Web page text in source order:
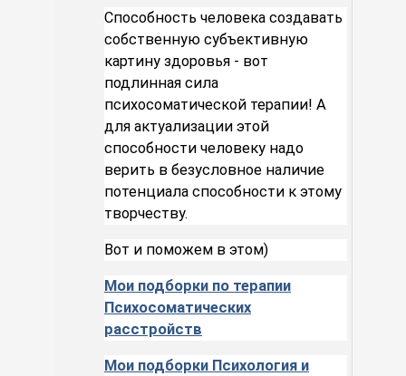
Способность человека создавать
собственную субъективную
картину здоровья - вот
подлинная сила
психосоматической терапии! А
для актуализации этой
способности человеку надо
верить в безусловное наличие
потенциала способности к этому
творчеству.
Вот и поможем в этом)
Мои подборки по терапии
Психосоматических
расстройств
Мои подборки Психология и